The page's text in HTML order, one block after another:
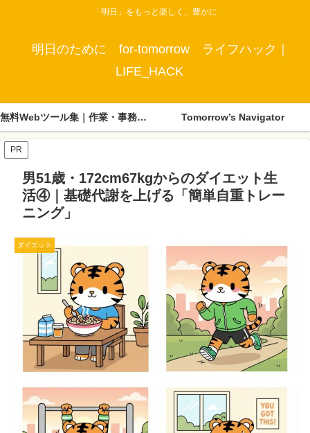
「明日」をもっと楽しく、豊かに
明日のために for-tomorrow ライフハック｜
LIFE_HACK
無料Webツール集｜作業・事務・生活に便利なツールまとめ Tomorrow’s Navigator
PR
男51歳・172cm67kgからのダイエット生
活④｜基礎代謝を上げる「簡単自重トレー
ニング」
ダイエット